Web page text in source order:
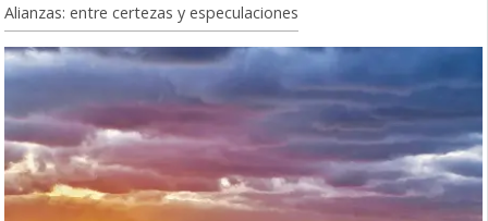
Alianzas: entre certezas y especulaciones